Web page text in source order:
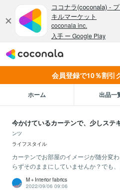
会員登録で10％割引
ホーム 出品一
今かけているカーテンで、少しス
ンツ
ライフスタイル
カーテンでお部屋のイメージが随分変
らずそのままにしていませんか？でも
M＋Interior fabrics
2022/09/06 09:06